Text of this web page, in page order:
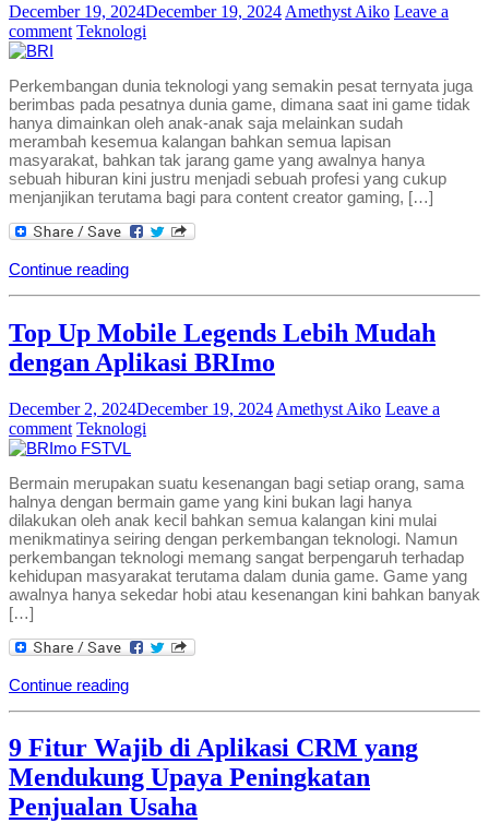
December 19, 2024December 19, 2024 Amethyst Aiko Leave a
comment Teknologi
Perkembangan dunia teknologi yang semakin pesat ternyata juga
berimbas pada pesatnya dunia game, dimana saat ini game tidak
hanya dimainkan oleh anak-anak saja melainkan sudah
merambah kesemua kalangan bahkan semua lapisan
masyarakat, bahkan tak jarang game yang awalnya hanya
sebuah hiburan kini justru menjadi sebuah profesi yang cukup
menjanjikan terutama bagi para content creator gaming, […]
Continue reading
Top Up Mobile Legends Lebih Mudah
dengan Aplikasi BRImo
December 2, 2024December 19, 2024 Amethyst Aiko Leave a
comment Teknologi
Bermain merupakan suatu kesenangan bagi setiap orang, sama
halnya dengan bermain game yang kini bukan lagi hanya
dilakukan oleh anak kecil bahkan semua kalangan kini mulai
menikmatinya seiring dengan perkembangan teknologi. Namun
perkembangan teknologi memang sangat berpengaruh terhadap
kehidupan masyarakat terutama dalam dunia game. Game yang
awalnya hanya sekedar hobi atau kesenangan kini bahkan banyak
[…]
Continue reading
9 Fitur Wajib di Aplikasi CRM yang
Mendukung Upaya Peningkatan
Penjualan Usaha